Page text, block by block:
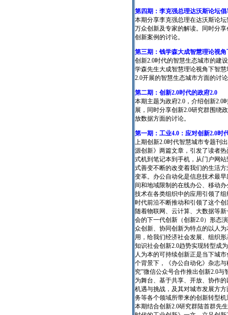
第四期：李克强总理达沃斯论坛
本期分享李克强总理在达沃斯论
万众创新及专家的解读。同时分
创新案例的讨论。
第三期：钱学森大成智慧理论视
创新2.0时代的智慧生态城市的建
学森先生大成智慧理论视角下智
2.0开展的智慧生态城市方面的讨
第二期：创新2.0时代的政府2.0
本期主题为政府2.0，介绍创新2.0
展，同时分享创新2.0研究群围绕
放数据方面的讨论。
第一期：工业4.0：应对创新2.0时
上期创新2.0时代智慧城市专题刊
源创新》两篇文章，引发了读者
式机到笔记本到手机，从门户网
式善变不断的改变着我们的生活
变革。办公自动化是信息技术最
间和地域限制的在线办公、移动
技术在各类组织中的应用引领了
时代前沿不断推动和引领了这个
随着物联网、云计算、大数据等
会的下一代创新（创新2.0）形态
众创新、协同创新为特点的以人
用，给我们经济社会发展、组织
知识社会创新2.0趋势实现转型成
人为本的可持续创新正是当下城
个背景下，《办公自动化》杂志与
究”微信公众号合作推出创新2.0
为舞台、基于共享、开放、协作
机遇与挑战，及其对城市发展方
务等各个领域所带来的创新转型
本期结合创新2.0研究群陆首群先